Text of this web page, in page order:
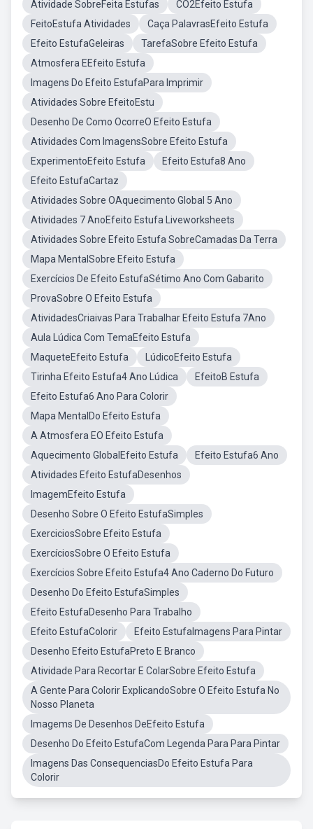
Atividade SobreFeita Estufas
CO2Efeito Estufa
FeitoEstufa Atividades
Caça PalavrasEfeito Estufa
Efeito EstufaGeleiras
TarefaSobre Efeito Estufa
Atmosfera EEfeito Estufa
Imagens Do Efeito EstufaPara Imprimir
Atividades Sobre EfeitoEstu
Desenho De Como OcorreO Efeito Estufa
Atividades Com ImagensSobre Efeito Estufa
ExperimentoEfeito Estufa
Efeito Estufa8 Ano
Efeito EstufaCartaz
Atividades Sobre OAquecimento Global 5 Ano
Atividades 7 AnoEfeito Estufa Liveworksheets
Atividades Sobre Efeito Estufa SobreCamadas Da Terra
Mapa MentalSobre Efeito Estufa
Exercícios De Efeito EstufaSétimo Ano Com Gabarito
ProvaSobre O Efeito Estufa
AtividadesCriaivas Para Trabalhar Efeito Estufa 7Ano
Aula Lúdica Com TemaEfeito Estufa
MaqueteEfeito Estufa
LúdicoEfeito Estufa
Tirinha Efeito Estufa4 Ano Lúdica
EfeitoB Estufa
Efeito Estufa6 Ano Para Colorir
Mapa MentalDo Efeito Estufa
A Atmosfera EO Efeito Estufa
Aquecimento GlobalEfeito Estufa
Efeito Estufa6 Ano
Atividades Efeito EstufaDesenhos
ImagemEfeito Estufa
Desenho Sobre O Efeito EstufaSimples
ExerciciosSobre Efeito Estufa
ExercíciosSobre O Efeito Estufa
Exercícios Sobre Efeito Estufa4 Ano Caderno Do Futuro
Desenho Do Efeito EstufaSimples
Efeito EstufaDesenho Para Trabalho
Efeito EstufaColorir
Efeito EstufaImagens Para Pintar
Desenho Efeito EstufaPreto E Branco
Atividade Para Recortar E ColarSobre Efeito Estufa
A Gente Para Colorir ExplicandoSobre O Efeito Estufa No
Nosso Planeta
Imagems De Desenhos DeEfeito Estufa
Desenho Do Efeito EstufaCom Legenda Para Para Pintar
Imagens Das ConsequenciasDo Efeito Estufa Para
Colorir